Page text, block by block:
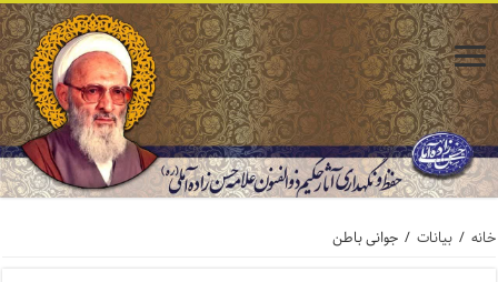
خانه / بیانات / جوانی باطن